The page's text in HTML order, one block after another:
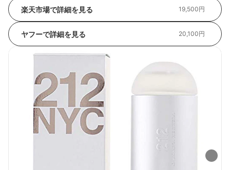
楽天市場で詳細を見る 19,500円
ヤフーで詳細を見る 20,100円